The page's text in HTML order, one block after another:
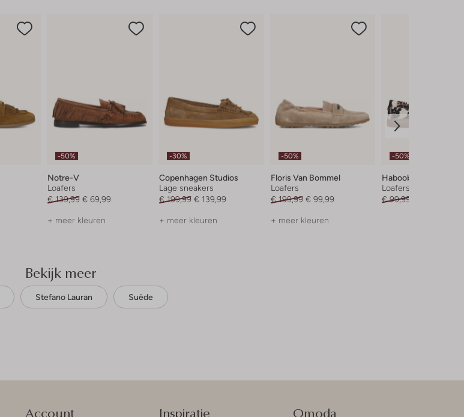
-50%
Notre-V
Loafers
€ 139,99 € 69,99
+ meer kleuren
-30%
Copenhagen Studios
Lage sneakers
€ 199,99 € 139,99
+ meer kleuren
-50%
Floris Van Bommel
Loafers
€ 199,99 € 99,99
+ meer kleuren
-50%
Haboob
Loafers
€ 99,99
Bekijk meer
Stefano Lauran Suède
Account Inspiratie Omoda